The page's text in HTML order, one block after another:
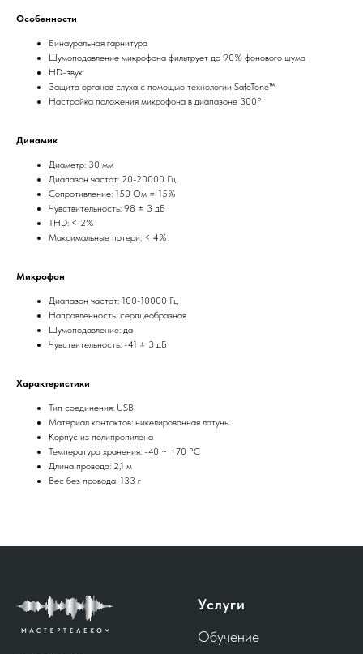
Особенности
Бинауральная гарнитура
Шумоподавление микрофона фильтрует до 90% фонового шума
HD-звук
Защита органов слуха с помощью технологии SafeTone™
Настройка положения микрофона в диапазоне 300°
Динамик
Диаметр: 30 мм
Диапазон частот: 20-20000 Гц
Сопротивление: 150 Ом ± 15%
Чувствительность: 98 ± 3 дБ
THD: < 2%
Максимальные потери: < 4%
Микрофон
Диапазон частот: 100-10000 Гц
Направленность: сердцеобразная
Шумоподавление: да
Чувствительность: -41 ± 3 дБ
Характеристики
Тип соединения: USB
Материал контактов: никелированная латунь
Корпус из полипропилена
Температура хранения: -40 ~ +70 °C
Длина провода: 2,1 м
Вес без провода: 133 г
Услуги
Обучение